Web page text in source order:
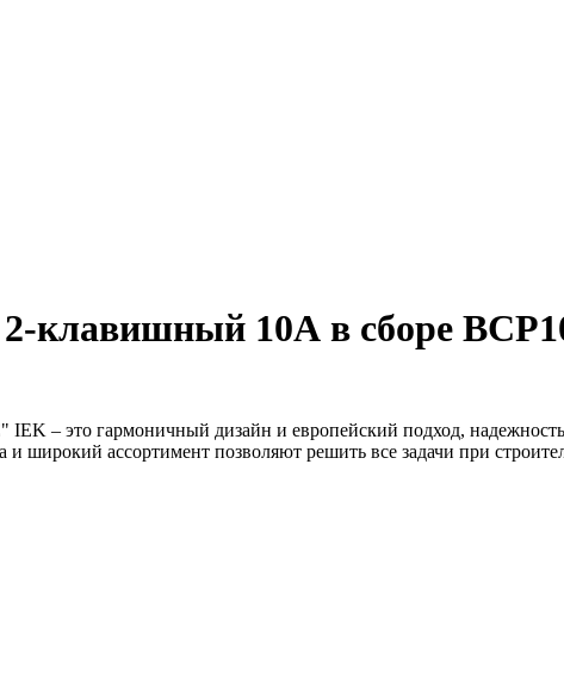
клавишный 10А в сборе
IEK – это гармоничный дизайн и европейский подход,
и широкий ассортимент позволяют решить все задачи при